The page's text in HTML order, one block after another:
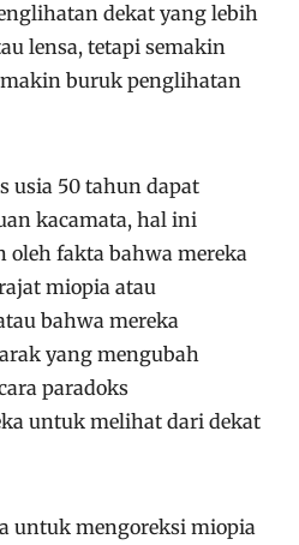
dekat yang lebih
lensa, tetapi semakin
buruk penglihatan
usia 50 tahun dapat
kacamata, hal ini
oleh fakta bahwa mereka
miopia atau
bahwa mereka
yang mengubah
paradoks
untuk melihat dari dekat
untuk mengoreksi miopia